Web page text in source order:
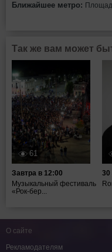
Ближайшее метро:
Так же вам может
61
Завтра в 12:00
Музыкальный фестиваль
«Рок-бер...
30
О сайте
Рекламодателям